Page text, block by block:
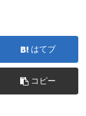
はてブ
コピー